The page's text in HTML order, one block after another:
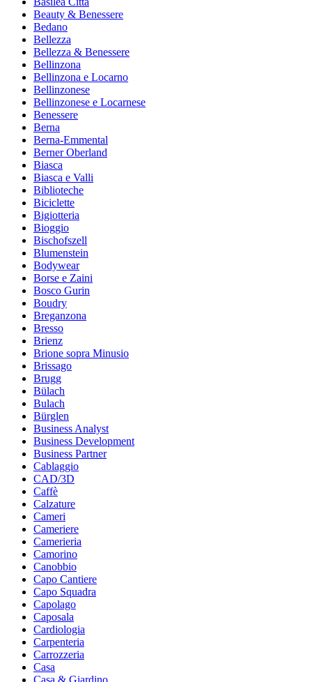
Beauty & Benessere
Bedano
Bellezza
Bellezza & Benessere
Bellinzona
Bellinzona e Locarno
Bellinzonese
Bellinzonese e Locarnese
Benessere
Berna
Berna-Emmental
Berner Oberland
Biasca
Biasca e Valli
Biblioteche
Biciclette
Bigiotteria
Bioggio
Bischofszell
Blumenstein
Bodywear
Borse e Zaini
Bosco Gurin
Boudry
Breganzona
Bresso
Brienz
Brione sopra Minusio
Brissago
Brugg
Bülach
Bulach
Bürglen
Business Analyst
Business Development
Business Partner
Cablaggio
CAD/3D
Caffè
Calzature
Cameri
Cameriere
Camerieria
Camorino
Canobbio
Capo Cantiere
Capo Squadra
Capolago
Caposala
Cardiologia
Carpenteria
Carrozzeria
Casa